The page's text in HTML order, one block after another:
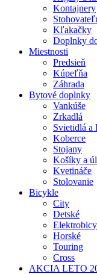
Kontajnery
Kľakačky
Doplnky
Miestnosti
Predsieň
Kúpeľňa
Záhrada
Bytové doplnky
Vankúše
Zrkadlá
Svietidlá a
Koberce
Stojany
Košíky a
Kvetináče
Stolovanie
Bicykle
City
Detské
Horské
Touring
Cross
AKCIA LETO